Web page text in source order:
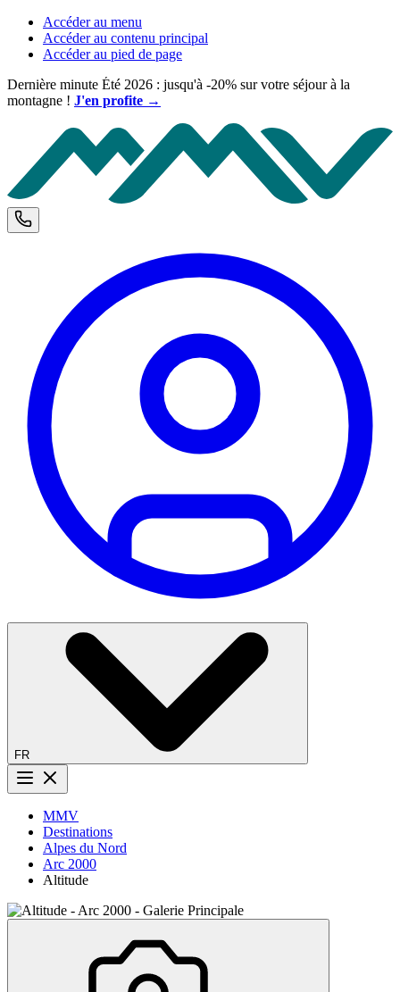
Accéder au menu
Accéder au contenu principal
Accéder au pied de page
Dernière minute Été 2026 : jusqu'à -20% sur votre séjour à la
montagne ! J'en profite →
Téléphone et horaires d'ouverture
FR
Bouton menu
MMV
Destinations
Alpes du Nord
Arc 2000
Altitude